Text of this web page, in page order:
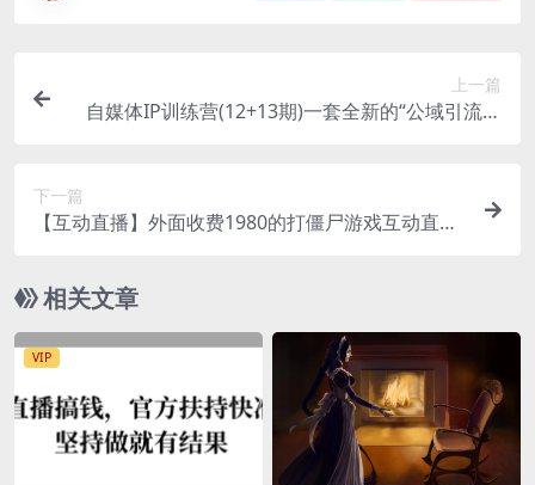
上一篇
自媒体IP训练营(12+13期)一套全新的“公域引流，
下一篇
【互动直播】外面收费1980的打僵尸游戏互动直播
相关文章
VIP